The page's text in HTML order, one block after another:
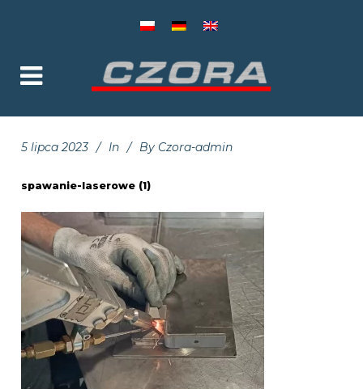
5 lipca 2023 In By Czora-admin
spawanie-laserowe (1)